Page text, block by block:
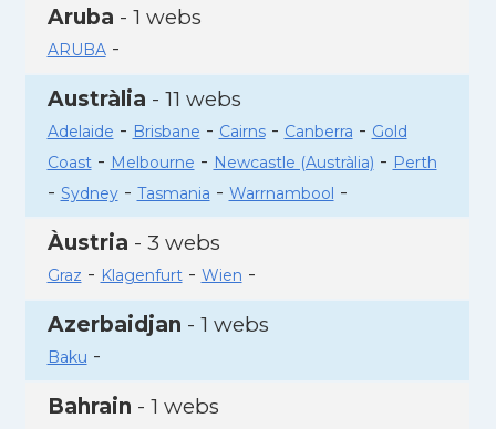
Aruba - 1 webs
ARUBA-
Austràlia - 11 webs
Adelaide - Brisbane - Cairns- Canberra - Gold
Coast- Melbourne - Newcastle (Austràlia) - Perth
- Sydney- Tasmania - Warrnambool -
Àustria - 3 webs
Graz - Klagenfurt- Wien -
Azerbaidjan - 1 webs
Baku -
Bahrain - 1 webs